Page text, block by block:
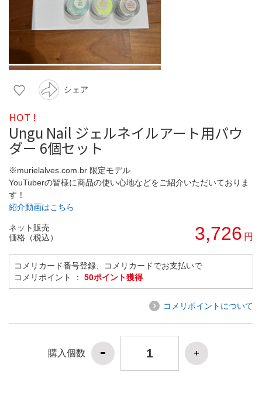
シェア
HOT !
Ungu Nail ジェルネイルアート用パウ
ダー 6個セット
※murielalves.com.br 限定モデル
YouTuberの皆様に商品の使い心地などをご紹介いただいておりま
す！
紹介動画はこちら
ネット販売
価格（税込）
3,726 円
コメリカード番号登録、コメリカードでお支払いで
コメリポイント ： 50ポイント獲得
コメリポイントについて
購入個数